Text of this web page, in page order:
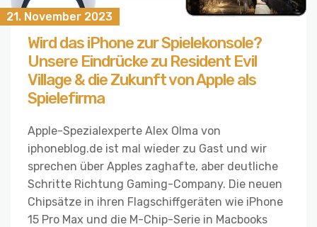
21. November 2023
Wird das iPhone zur Spielekonsole?
Unsere Eindrücke zu Resident Evil
Village & die Zukunft von Apple als
Spielefirma
Apple-Spezialexperte Alex Olma von
iphoneblog.de ist mal wieder zu Gast und wir
sprechen über Apples zaghafte, aber deutliche
Schritte Richtung Gaming-Company. Die neuen
Chipsätze in ihren Flagschiffgeräten wie iPhone
15 Pro Max und die M-Chip-Serie in Macbooks